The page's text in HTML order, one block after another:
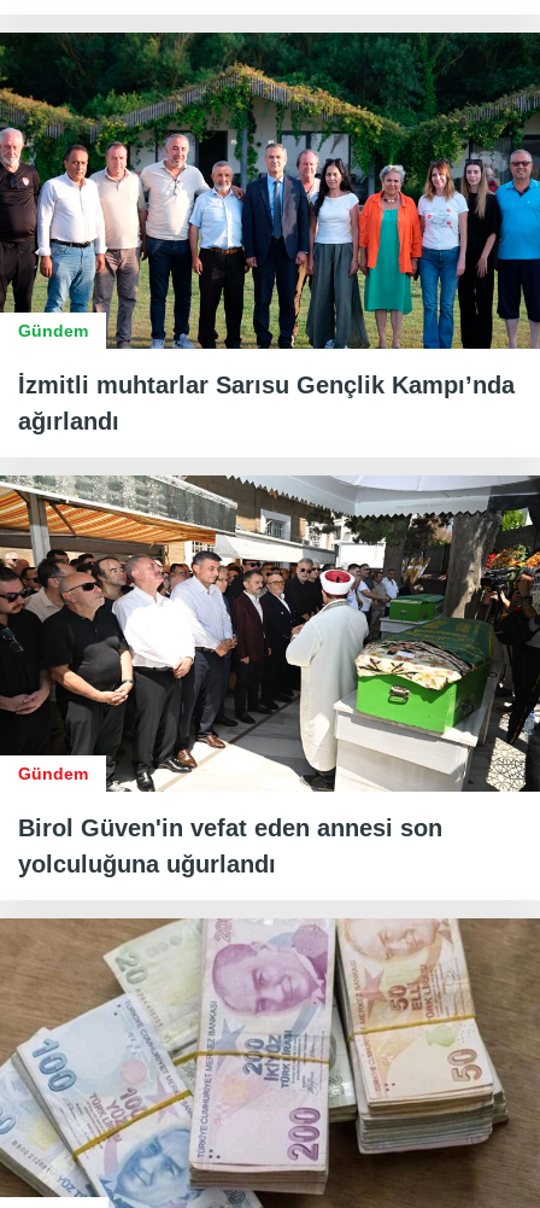
Gündem
İzmitli muhtarlar Sarısu Gençlik Kampı’nda
ağırlandı
Gündem
Birol Güven'in vefat eden annesi son
yolculuğuna uğurlandı